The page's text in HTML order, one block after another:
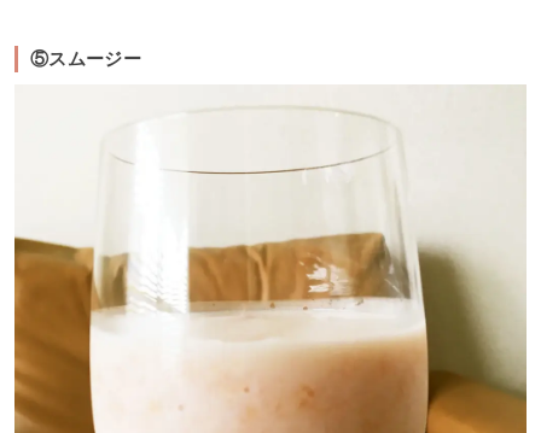
⑤スムージー